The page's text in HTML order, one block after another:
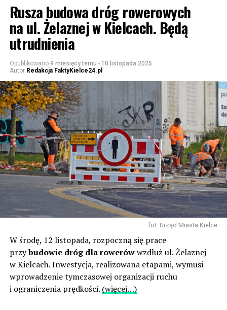
Rusza budowa dróg rowerowych
na ul. Żelaznej w Kielcach. Będą
utrudnienia
Opublikowano 9 miesięcy temu - 10 listopada 2025
Autor Redakcja FaktyKielce24.pl
fot. Urząd Miasta Kielce
W środę, 12 listopada, rozpoczną się prace
przybudowie dróg dla rowerówwzdłuż ul. Żelaznej
w Kielcach. Inwestycja, realizowana etapami, wymusi
wprowadzenie tymczasowej organizacji ruchu
i ograniczenia prędkości. (więcej…)